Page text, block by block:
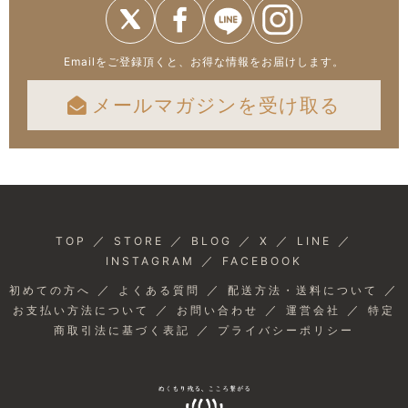
Emailをご登録頂くと、お得な情報をお届けします。
メールマガジンを受け取る
TOP ／ STORE ／ BLOG ／ X ／ LINE ／
INSTAGRAM ／ FACEBOOK
初めての方へ ／ よくある質問 ／ 配送方法・送料について ／
お支払い方法について ／ お問い合わせ ／ 運営会社 ／ 特定
商取引法に基づく表記
／ プライバシーポリシー